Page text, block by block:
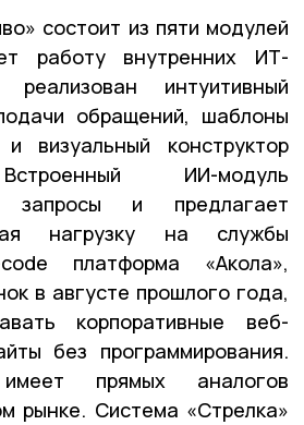
состоит из пяти модулей
работу внутренних ИТ-
интуитивный
обращений, шаблоны
визуальный конструктор
ИИ-модуль
запросы и предлагает
нагрузку на службы
платформа «Акола»,
в августе прошлого года,
корпоративные веб-
без программирования.
прямых аналогов
рынке. Система «Стрелка»